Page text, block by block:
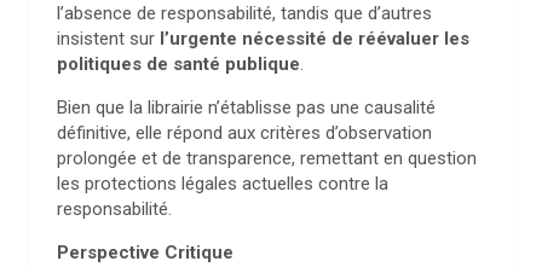
l’absence de responsabilité, tandis que d’autres
insistent sur l’urgente nécessité de réévaluer les
politiques de santé publique.
Bien que la librairie n’établisse pas une causalité
définitive, elle répond aux critères d’observation
prolongée et de transparence, remettant en question
les protections légales actuelles contre la
responsabilité.
Perspective Critique